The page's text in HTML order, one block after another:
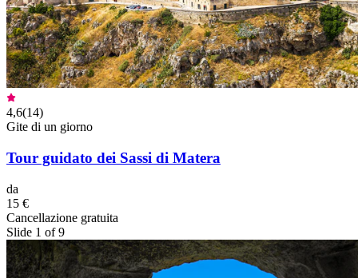
4,6(14)
Gite di un giorno
Tour guidato dei Sassi di Matera
da
15 €
Cancellazione gratuita
Slide 1 of 9